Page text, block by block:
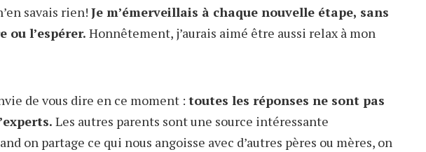
savais rien! Je m’émerveillais à chaque nouvelle étape, sans
ou l’espérer. Honnêtement, j’aurais aimé être aussi relax à mon
de vous dire en ce moment : toutes les réponses ne sont pas
Les autres parents sont une source intéressante
on partage ce qui nous angoisse avec d’autres pères ou mères, on